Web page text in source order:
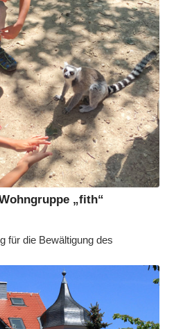
„fith“
für die Bewältigung des